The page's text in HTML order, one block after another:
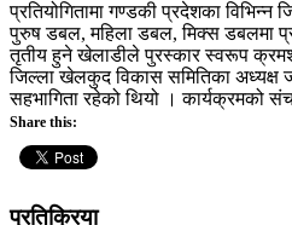
प्रतियोगितामा गण्डकी प्रदेशका
पुरुष डबल, महिला डबल, मिक्स डबलमा
तृतीय हुने खेलाडीले पुरस्कार स्वरूप
जिल्ला खेलकुद विकास समितिका अध्यक्ष
सहभागिता रहेको थियो । कार्यक्रमको
Share this:
प्रतिक्रिया